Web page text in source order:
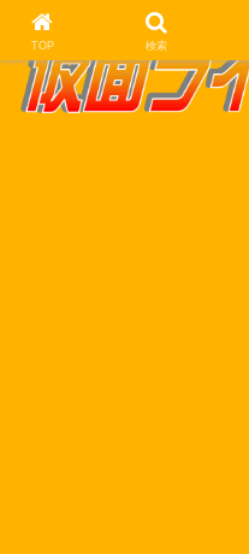
TOP 検索